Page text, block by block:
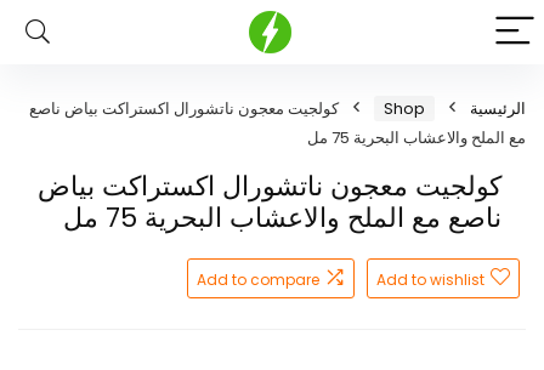
الرئيسية Shop
كولجيت معجون ناتشورال اكستراكت بياض ناصع
مع الملح والاعشاب البحرية 75 مل
كولجيت معجون ناتشورال اكستراكت بياض
ناصع مع الملح والاعشاب البحرية 75 مل
Add to wishlist
Add to compare